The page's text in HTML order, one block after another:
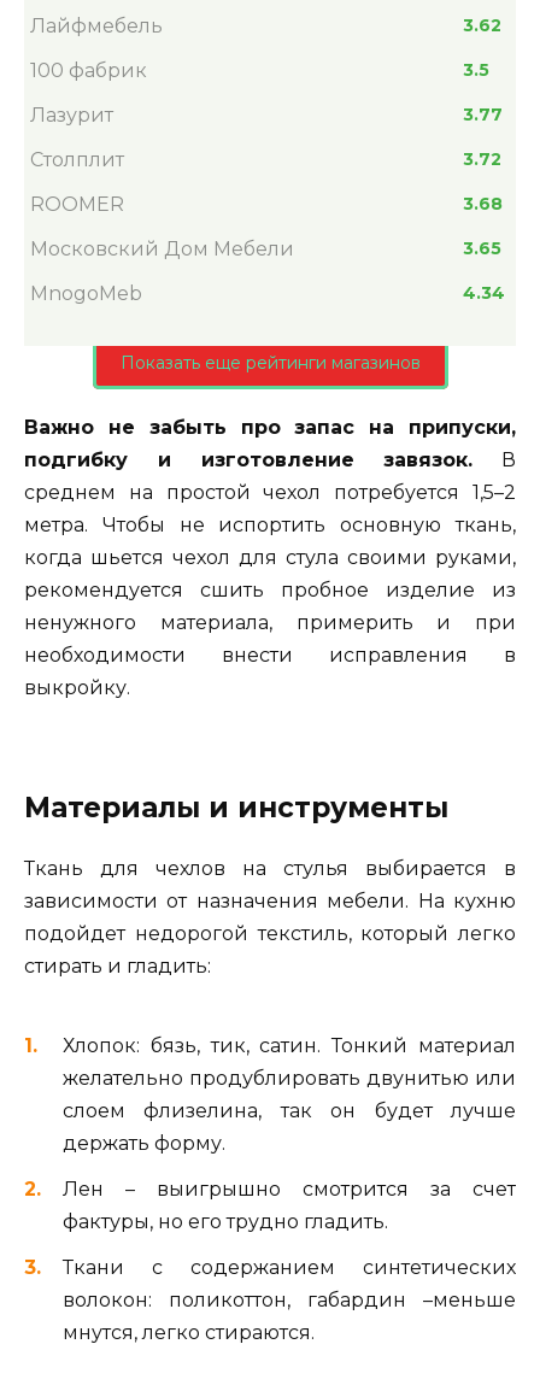
Лайфмебель 3.62
100 фабрик 3.5
Лазурит 3.77
Столплит 3.72
ROOMER 3.68
Московский Дом Мебели 3.65
MnogoMeb 4.34
Показать еще рейтинги магазинов
Важно не забыть про запас на припуски,
подгибку и изготовление завязок. В
среднем на простой чехол потребуется 1,5–2
метра. Чтобы не испортить основную ткань,
когда шьется чехол для стула своими руками,
рекомендуется сшить пробное изделие из
ненужного материала, примерить и при
необходимости внести исправления в
выкройку.
Материалы и инструменты
Ткань для чехлов на стулья выбирается в
зависимости от назначения мебели. На кухню
подойдет недорогой текстиль, который легко
стирать и гладить:
Хлопок: бязь, тик, сатин. Тонкий материал
желательно продублировать двунитью или
слоем флизелина, так он будет лучше
держать форму.
Лен – выигрышно смотрится за счет
фактуры, но его трудно гладить.
Ткани с содержанием синтетических
волокон: поликоттон, габардин –меньше
мнутся, легко стираются.